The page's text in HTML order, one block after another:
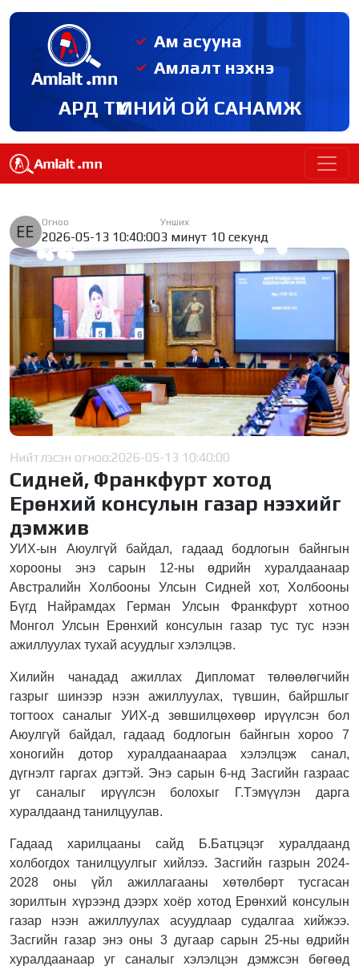
Ам асууна
Амлалт нэхнэ
АРД ТҮМНИЙ ОЙ САНАМЖ
Огноо
2026-05-13 10:40:00
Унших
3 минут 10 секунд
Нийтлэсэн огноо:2026-05-13 10:40:00
Сидней, Франкфурт хотод
Ерөнхий консулын газар нээхийг
дэмжив
УИХ-ын Аюулгүй байдал, гадаад бодлогын байнгын
хорооны энэ сарын 12-ны өдрийн хуралдаанаар
Австралийн Холбооны Улсын Сидней хот, Холбооны
Бүгд Найрамдах Герман Улсын Франкфурт хотноо
Монгол Улсын Ерөнхий консулын газар тус тус нээн
ажиллуулах тухай асуудлыг хэлэлцэв.
Хилийн чанадад ажиллах Дипломат төлөөлөгчийн
газрыг шинээр нээн ажиллуулах, түвшин, байршлыг
тогтоох саналыг УИХ-д зөвшилцөхөөр ирүүлсэн бол
Аюулгүй байдал, гадаад бодлогын байнгын хороо 7
хоногийн дотор хуралдаанаараа хэлэлцэж санал,
дүгнэлт гаргах дэгтэй. Энэ сарын 6-нд Засгийн газраас
уг саналыг ирүүлсэн болохыг Г.Тэмүүлэн дарга
хуралдаанд танилцуулав.
Гадаад харилцааны сайд Б.Батцэцэг хуралдаанд
холбогдох танилцуулгыг хийлээ. Засгийн газрын 2024-
2028 оны үйл ажиллагааны хөтөлбөрт тусгасан
зорилтын хүрээнд дээрх хоёр хотод Ерөнхий консулын
газар нээн ажиллуулах асуудлаар судалгаа хийжээ.
Засгийн газар энэ оны 3 дугаар сарын 25-ны өдрийн
хуралдаанаар уг саналыг хэлэлцэн дэмжсэн бөгөөд